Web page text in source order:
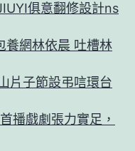
俱意翻修設計ns
養網林依晨 吐槽林
片子節設弔唁環台
播戲劇張力實足，